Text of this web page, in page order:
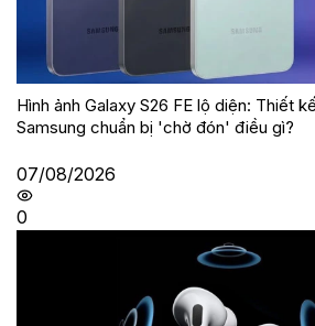
Hình ảnh Galaxy S26 FE lộ diện: Thiết
Samsung chuẩn bị 'chờ đón' điều gì?
07/08/2026
0